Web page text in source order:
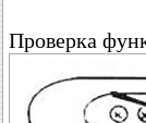
Проверка